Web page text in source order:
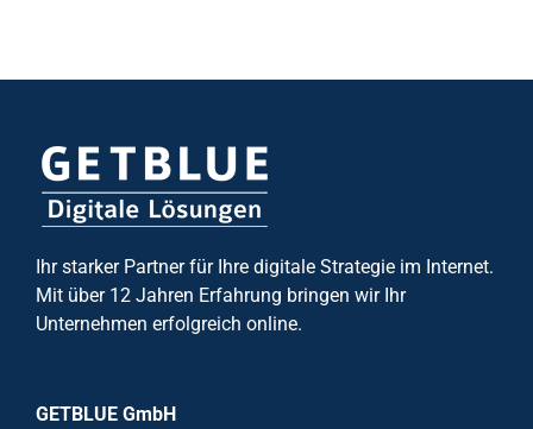
Ihr starker Partner für Ihre digitale Strategie im Internet.
Mit über 12 Jahren Erfahrung bringen wir Ihr
Unternehmen erfolgreich online.
GETBLUE GmbH